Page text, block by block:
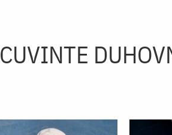
CUVINTE